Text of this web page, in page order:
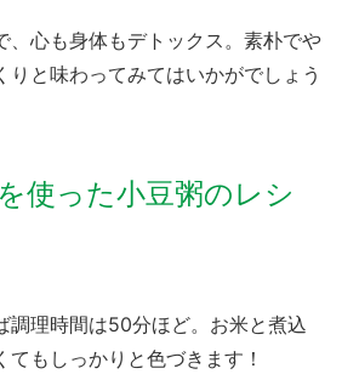
、心も身体もデトックス。素朴でや
りと味わってみてはいかがでしょう
使った小豆粥のレシ
調理時間は50分ほど。お米と煮込
もしっかりと色づきます！